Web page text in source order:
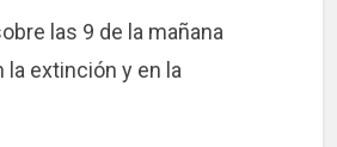
las 9 de la mañana
la extinción y en la